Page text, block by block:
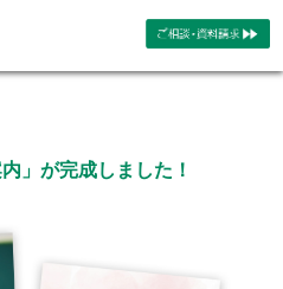
」が完成しました！